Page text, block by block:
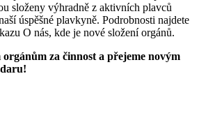
složeny výhradně z aktivních plavců
úspěšné plavkyně. Podrobnosti najdete
O nás, kde je nové složení orgánů.
za činnost a přejeme novým